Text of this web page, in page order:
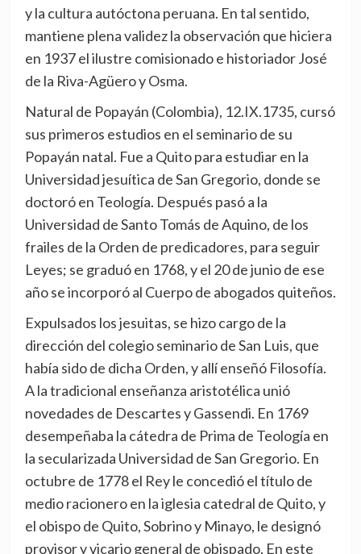
y la cultura autóctona peruana. En tal sentido,
mantiene plena validez la observación que hiciera
en 1937 el ilustre comisionado e historiador José
de la Riva-Agüero y Osma.
Natural de Popayán (Colombia), 12.IX.1735, cursó
sus primeros estudios en el seminario de su
Popayán natal. Fue a Quito para estudiar en la
Universidad jesuítica de San Gregorio, donde se
doctoró en Teología. Después pasó a la
Universidad de Santo Tomás de Aquino, de los
frailes de la Orden de predicadores, para seguir
Leyes; se graduó en 1768, y el 20 de junio de ese
año se incorporó al Cuerpo de abogados quiteños.
Expulsados los jesuitas, se hizo cargo de la
dirección del colegio seminario de San Luis, que
había sido de dicha Orden, y allí enseñó Filosofía.
A la tradicional enseñanza aristotélica unió
novedades de Descartes y Gassendi. En 1769
desempeñaba la cátedra de Prima de Teología en
la secularizada Universidad de San Gregorio. En
octubre de 1778 el Rey le concedió el título de
medio racionero en la iglesia catedral de Quito, y
el obispo de Quito, Sobrino y Minayo, le designó
provisor y vicario general de obispado. En este